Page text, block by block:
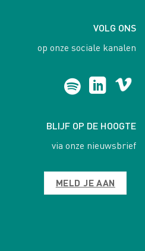
VOLG ONS
op onze sociale kanalen
BLIJF OP DE HOOGTE
via onze nieuwsbrief
MELD JE AAN